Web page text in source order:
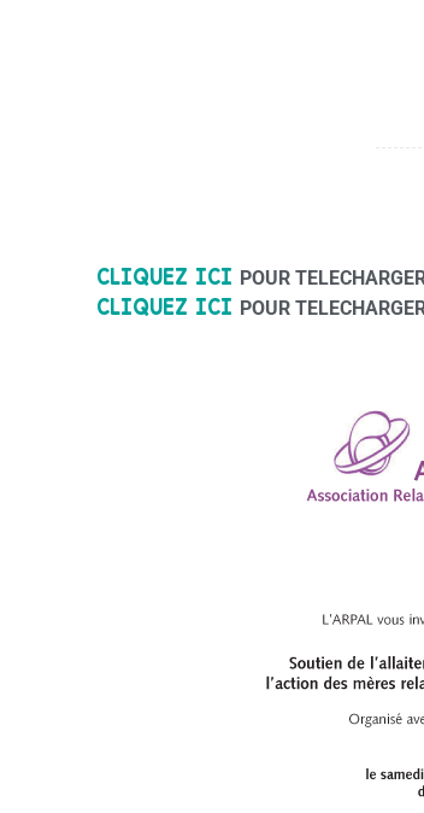
CLIQUEZ ICI POUR
CLIQUEZ ICI POUR